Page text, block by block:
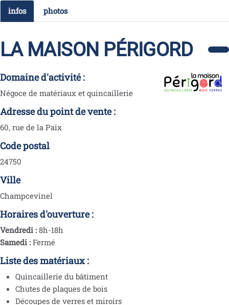
infos photos
LA MAISON PÉRIGORD
Domaine d'activité :
Négoce de matériaux et quincaillerie
Adresse du point de vente :
60, rue de la Paix
Code postal
24750
Ville
Champcevinel
Horaires d'ouverture :
Vendredi : 8h-18h
Samedi : Fermé
Liste des matériaux :
Quincaillerie du bâtiment
Chutes de plaques de bois
Découpes de verres et miroirs